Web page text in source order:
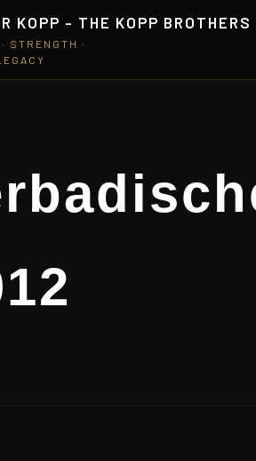
KOPP - THE KOPP BROTHERS
STRENGTH ·